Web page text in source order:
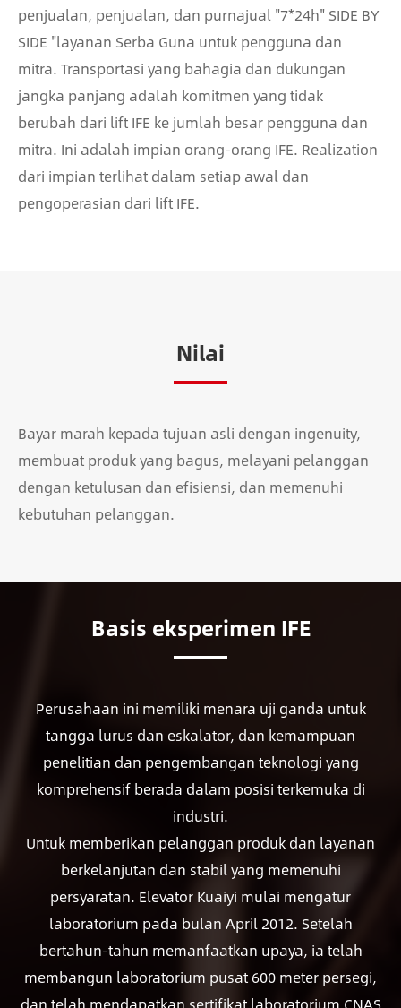
penjualan, penjualan, dan purnajual "7*24h" SIDE BY
SIDE "layanan Serba Guna untuk pengguna dan
mitra. Transportasi yang bahagia dan dukungan
jangka panjang adalah komitmen yang tidak
berubah dari lift IFE ke jumlah besar pengguna dan
mitra. Ini adalah impian orang-orang IFE. Realization
dari impian terlihat dalam setiap awal dan
pengoperasian dari lift IFE.
Nilai
Bayar marah kepada tujuan asli dengan ingenuity,
membuat produk yang bagus, melayani pelanggan
dengan ketulusan dan efisiensi, dan memenuhi
kebutuhan pelanggan.
Basis eksperimen IFE
Perusahaan ini memiliki menara uji ganda untuk
tangga lurus dan eskalator, dan kemampuan
penelitian dan pengembangan teknologi yang
komprehensif berada dalam posisi terkemuka di
industri.
Untuk memberikan pelanggan produk dan layanan
berkelanjutan dan stabil yang memenuhi
persyaratan. Elevator Kuaiyi mulai mengatur
laboratorium pada bulan April 2012. Setelah
bertahun-tahun memanfaatkan upaya, ia telah
membangun laboratorium pusat 600 meter persegi,